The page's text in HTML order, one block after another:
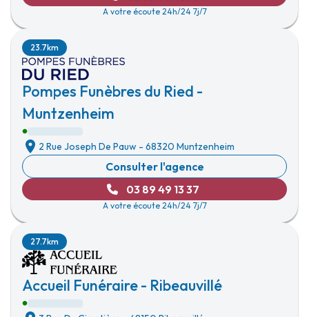
A votre écoute 24h/24 7j/7
Pompes Funèbres du Ried -
Muntzenheim
23.7km
2 Rue Joseph De Pauw - 68320 Muntzenheim
Consulter l'agence
03 89 49 13 37
A votre écoute 24h/24 7j/7
Accueil Funéraire - Ribeauvillé
27.7km